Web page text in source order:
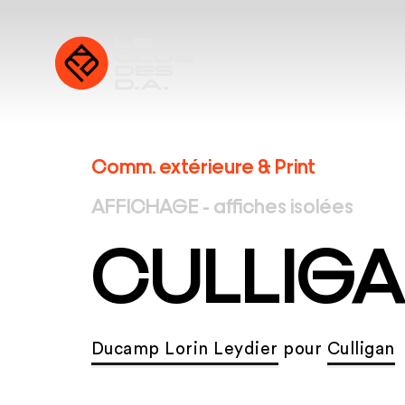
Comm. extérieure & Print
AFFICHAGE - affiches isolées
Ducamp Lorin Leydier pour Culligan